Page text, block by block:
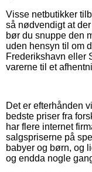
Visse netbutikker
så nødvendigt at
bør du snuppe den
uden hensyn til om
Frederikshavn eller
varerne til et
Det er efterhånden
bedste priser fra
har flere internet
salgspriserne på
babyer og børn, og
og endda nogle